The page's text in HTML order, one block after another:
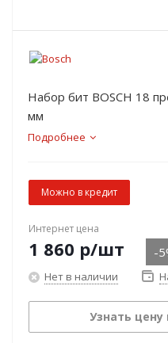
Набор бит BOSCH 18
мм
Подробнее
Можно в кредит
Интернет цена
1 860 р/шт -
Нет в наличии
Узнать цену